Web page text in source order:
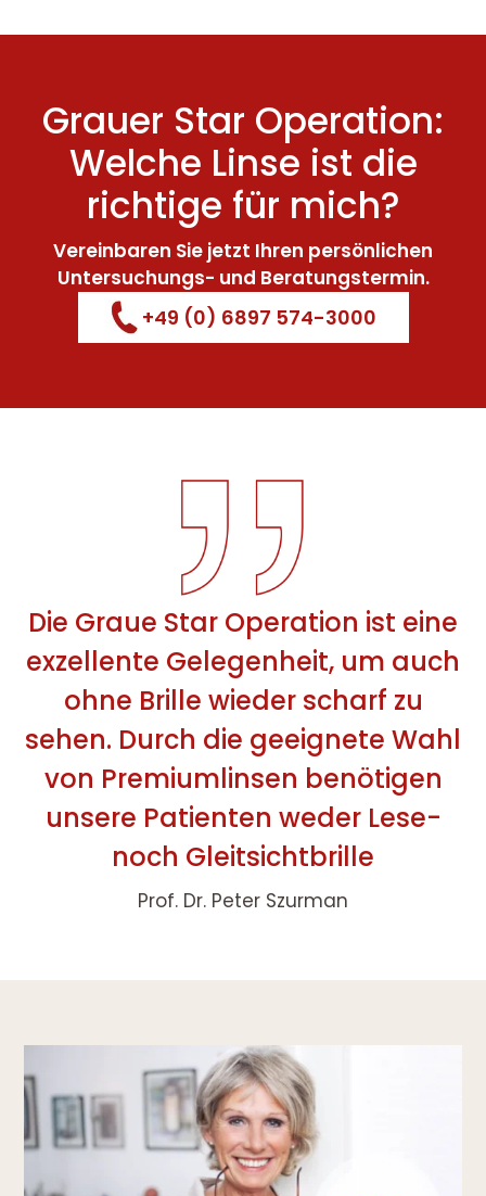
Grauer Star Operation:
Welche Linse ist die
richtige für mich?
Vereinbaren Sie jetzt Ihren persönlichen
Untersuchungs- und Beratungstermin.
+49 (0) 6897 574-3000
Die Graue Star Operation ist eine
exzellente Gelegenheit, um auch
ohne Brille wieder scharf zu
sehen. Durch die geeignete Wahl
von Premiumlinsen benötigen
unsere Patienten weder Lese-
noch Gleitsichtbrille
Prof. Dr. Peter Szurman